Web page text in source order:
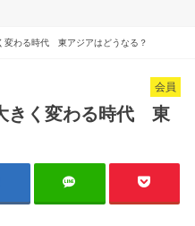
変わる時代 東アジアはどうなる？
会員
きく変わる時代 東